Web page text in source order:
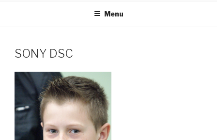
Menu
SONY DSC